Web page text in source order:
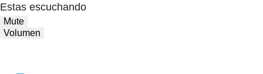
Estas escuchando
Mute
Volumen